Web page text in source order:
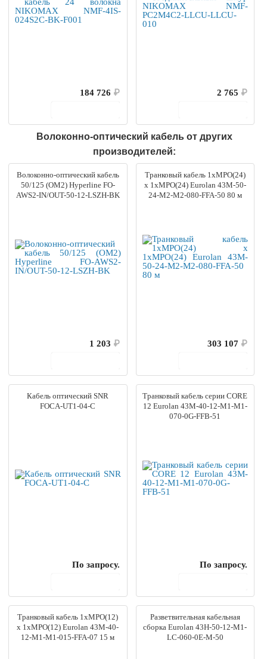
184 726 ₽
2 765 ₽
Волоконно-оптический кабель от других
производителей:
Волоконно-оптический кабель
50/125 (OM2) Hyperline FO-
AWS2-IN/OUT-50-12-LSZH-BK
1 203 ₽
Транковый кабель 1xMPO(24)
x 1xMPO(24) Eurolan 43M-50-
24-M2-M2-080-FFA-50 80 м
303 107 ₽
Кабель оптический SNR
FOCA-UT1-04-C
По запросу.
Транковый кабель серии CORE
12 Eurolan 43M-40-12-M1-M1-
070-0G-FFB-51
По запросу.
Транковый кабель 1xMPO(12)
x 1xMPO(12) Eurolan 43M-40-
12-M1-M1-015-FFA-07 15 м
Разветвительная кабельная
сборка Eurolan 43H-50-12-M1-
LC-060-0E-M-50